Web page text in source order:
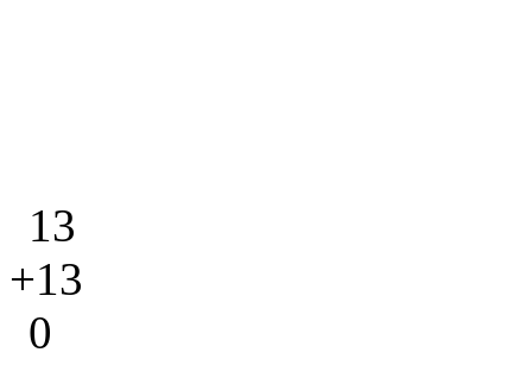
13
+13
0